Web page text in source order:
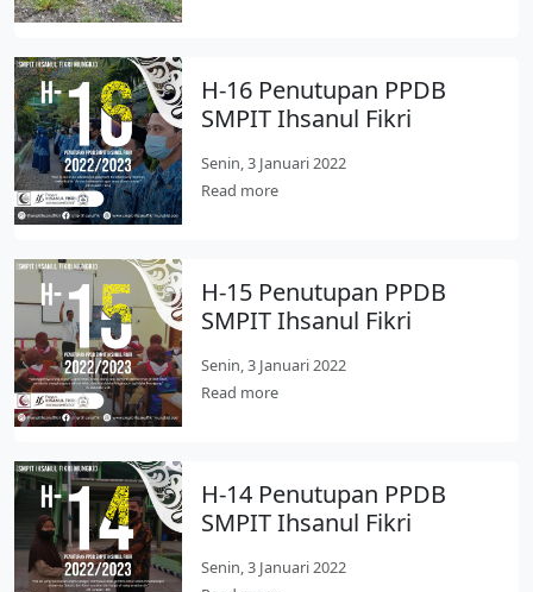
H-16 Penutupan PPDB
SMPIT Ihsanul Fikri
Senin, 3 Januari 2022
Read more
H-15 Penutupan PPDB
SMPIT Ihsanul Fikri
Senin, 3 Januari 2022
Read more
H-14 Penutupan PPDB
SMPIT Ihsanul Fikri
Senin, 3 Januari 2022